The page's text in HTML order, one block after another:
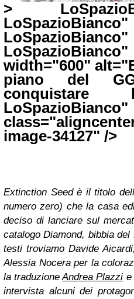
>
width="600"
piano del
conquistare
LoSpazioBianco"
image-34127" />
Extinction Seed è il titolo
numero zero) che la casa
deciso di lanciare sul
catalogo Diamond, bibbia
testi troviamo Davide
Alessia Nocera per la
la traduzioneAndrea Plazzi e
intervista alcuni dei